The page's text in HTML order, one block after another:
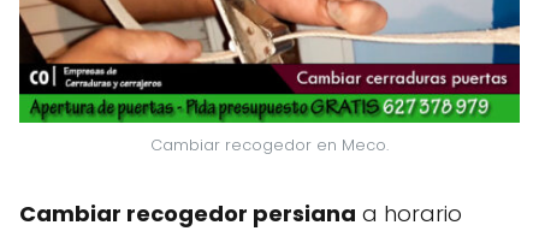
Cambiar recogedor en Meco.
Cambiar recogedor persiana a horario